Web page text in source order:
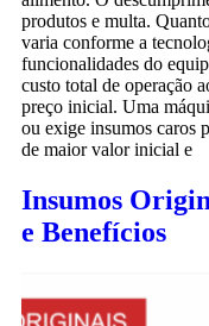
produtos e multa.
varia conforme a
funcionalidades do
custo total de operação
preço inicial. Uma
ou exige insumos caros
de maior valor inicial e
Insumos
e Benefícios